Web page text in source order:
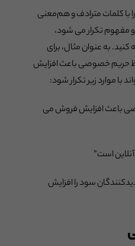
با کلمات مترادف و هم‌معنی
و مفهوم تکرار می شود،
به عنوان مثال، برای
حریم خصوصی باعث افزایش
با موارد زیر تکرار شود:
باعث افزایش فروش می
است”
سود را افزایش